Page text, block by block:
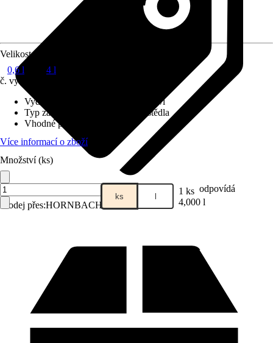
Prodej přes:HORNBACH
Velikost balení
0,6 l
4 l
č. výrobku
Vydatnost při jednom nátěru
15 m²/l
Typ základu
Obsahující rozpouštědla
Vhodné pro podklad
Více informací o zboží
Množství (ks)
ks l 1 ks odpovídá
4,000 l